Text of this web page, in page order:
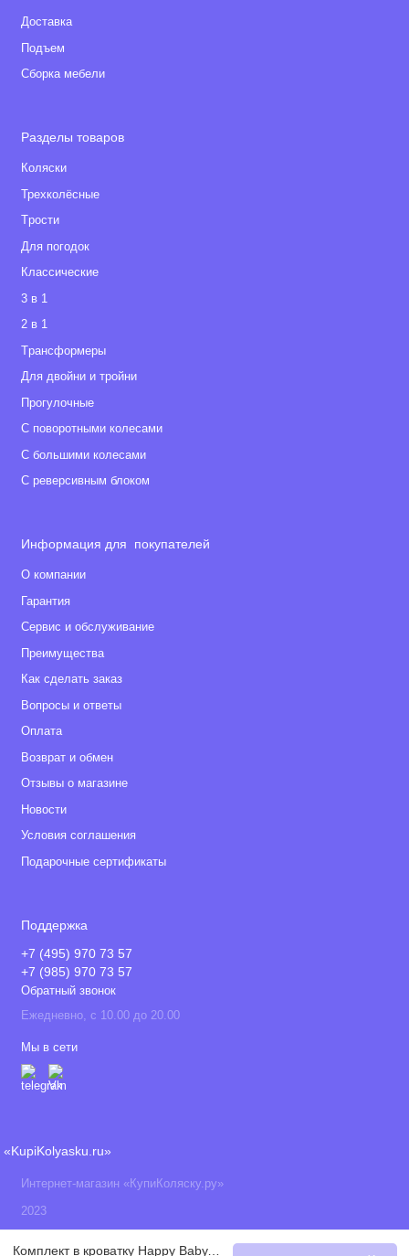
Комплект в кроватку Happy Baby, White (Белый)
Доставка
Подъем
Сборка мебели
Разделы товаров
Коляски
Трехколёсные
Tрости
Для погодок
Классические
3 в 1
2 в 1
Tрансформеры
Для двойни и тройни
Прогулочные
С поворотными колесами
С большими колесами
С реверсивным блоком
Информация для покупателей
О компании
Гарантия
Сервис и обслуживание
Преимущества
Как сделать заказ
Вопросы и ответы
Оплата
Возврат и обмен
Отзывы о магазине
Новости
Условия соглашения
Подарочные сертификаты
Поддержка
+7 (495) 970 73 57
+7 (985) 970 73 57
Обратный звонок
Ежедневно, с 10.00 до 20.00
Мы в сети
«KupiKolyasku.ru»
Интернет-магазин «КупиКоляску.ру»
2023